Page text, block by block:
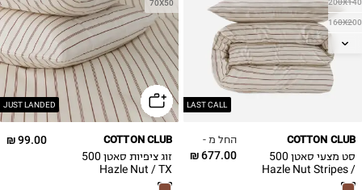
LAST CALL
200X140
160X200
180X200
החל מ -
677.00 ₪
COTTON CLUB
סט מצעי סאטן 500
Hazle Nut Stripes /
TX COLLAB
JUST LANDED
70X50
99.00 ₪ COTTON CLUB
זוג ציפיות סאטן 500
Hazle Nut / TX
COLLAB